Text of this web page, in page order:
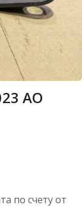
АО
по счету от